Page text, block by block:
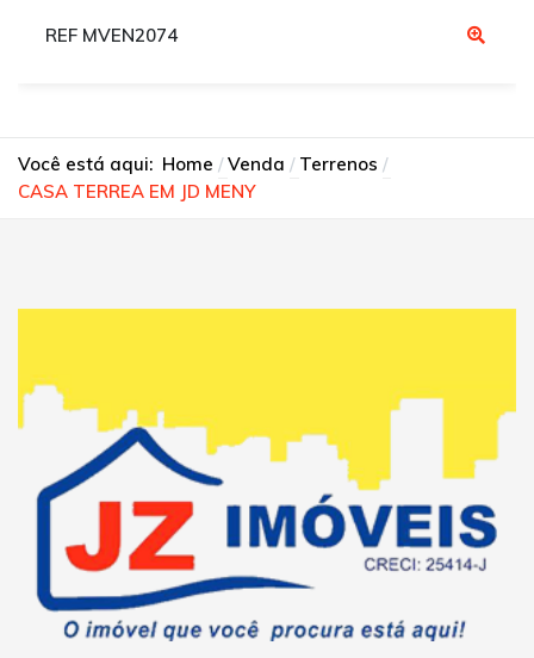
REF MVEN2074
Você está aqui: Home Venda
Terrenos
CASA TERREA EM JD MENY